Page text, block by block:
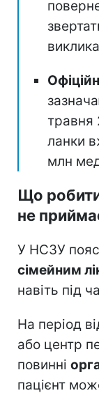
травня
ланки
млн
Що
не
У НСЗУ
сімейним
навіть під
На період
або центр
повинні
пацієнт